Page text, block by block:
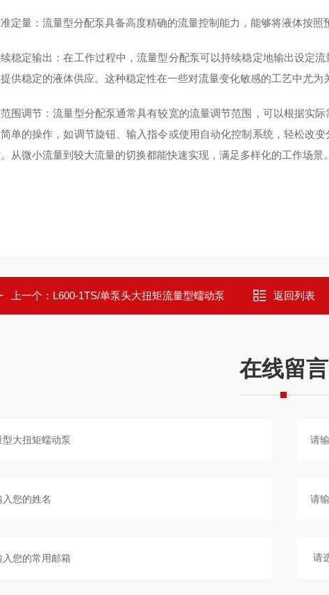
定量：流量型分配泵具备高度精确的流量控制能力，能够将液体按照
稳定输出：在工作过程中，流量型分配泵可以持续稳定地输出设定
供稳定的液体供应。这种稳定性在一些对流量变化敏感的工艺中尤为
围调节：流量型分配泵通常具有较宽的流量调节范围，可以根据实
单的操作，如调节旋钮、输入指令或使用自动化控制系统，轻松改
从微小流量到较大流量的切换都能快速实现，满足多样化的工作场景
上一个： L600-1TS/单泵头大扭矩流量型蠕动泵 返回列表
在线留言